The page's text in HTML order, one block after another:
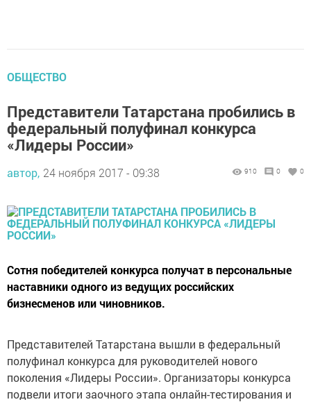
ОБЩЕСТВО
Представители Татарстана пробились в
федеральный полуфинал конкурса
«Лидеры России»
автор, 24 ноября 2017 - 09:38 910 0 0
Сотня победителей конкурса получат в персональные
наставники одного из ведущих российских
бизнесменов или чиновников.
Представителей Татарстана вышли в федеральный
полуфинал конкурса для руководителей нового
поколения «Лидеры России». Организаторы конкурса
подвели итоги заочного этапа онлайн-тестирования и